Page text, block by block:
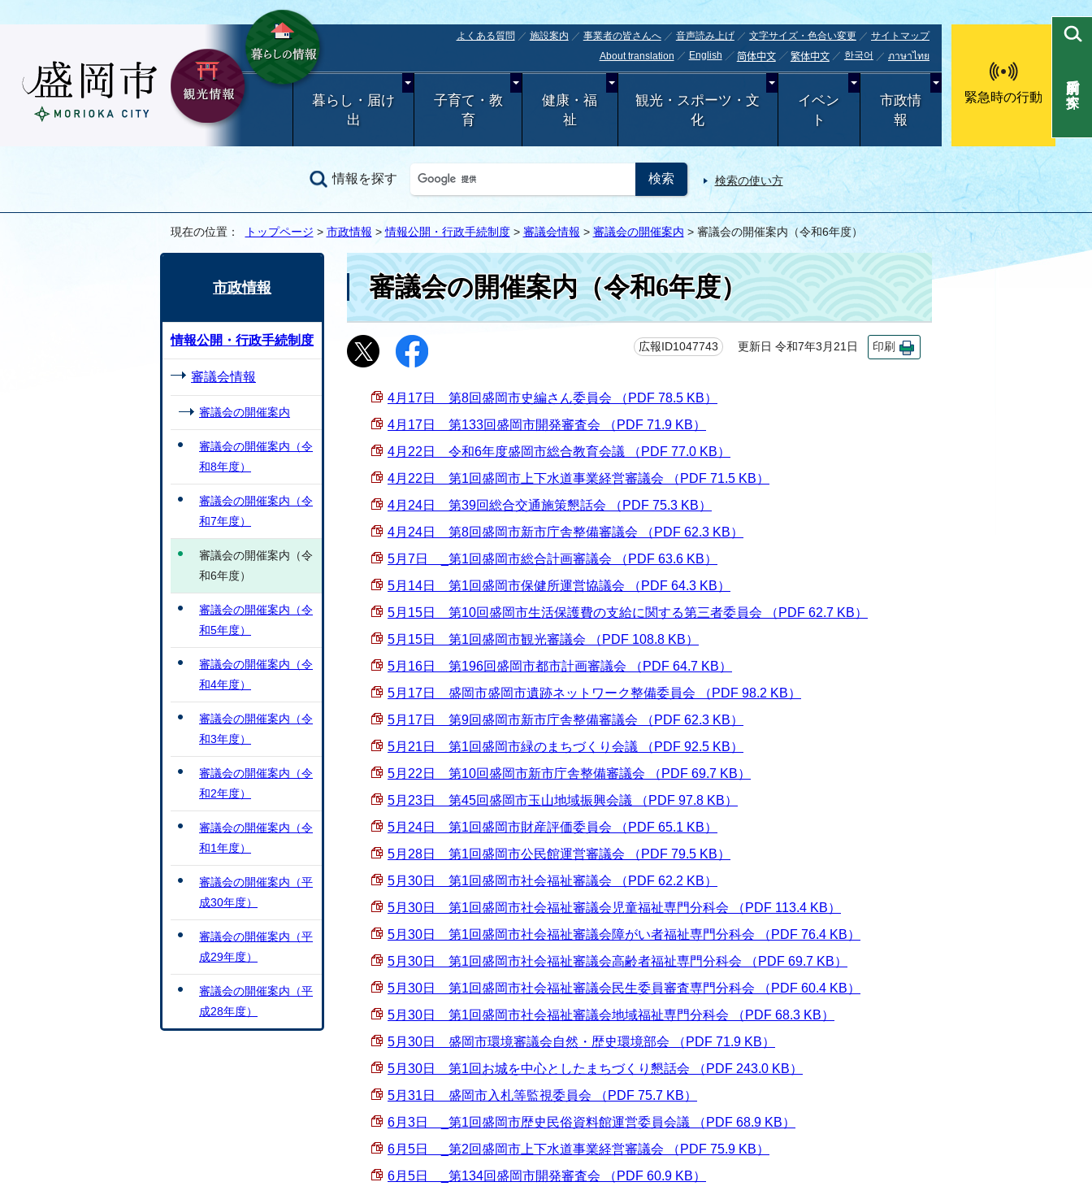
よくある質問 施設案内 事業者の皆さんへ 音声読み上げ 文字サイズ・色合い変更
サイトマップ
About translation
English 简体中文 繁体中文 한국어 ภาษาไทย
暮らし・届け
出
子育て・教
育
健康・福
祉
観光・スポーツ・文
化
イベン
ト
市政情
報
緊急時の行動
情報を探す 検索の使い方
目的別で探す
現在の位置： トップページ > 市政情報 >情報公開・行政手続制度> 審議会情報 > 審議会の開催案内 > 審議会の開催案内（令和6年度）
審議会の開催案内（令和6年度）
広報ID1047743 更新日 令和7年3月21日 印刷
4月17日 第8回盛岡市史編さん委員会 （PDF 78.5 KB）
4月17日 第133回盛岡市開発審査会 （PDF 71.9 KB）
4月22日 令和6年度盛岡市総合教育会議 （PDF 77.0 KB）
4月22日 第1回盛岡市上下水道事業経営審議会 （PDF 71.5 KB）
4月24日 第39回総合交通施策懇話会 （PDF 75.3 KB）
4月24日 第8回盛岡市新市庁舎整備審議会 （PDF 62.3 KB）
5月7日＿_第1回盛岡市総合計画審議会 （PDF 63.6 KB）
5月14日 第1回盛岡市保健所運営協議会 （PDF 64.3 KB）
5月15日 第10回盛岡市生活保護費の支給に関する第三者委員会 （PDF 62.7 KB）
5月15日 第1回盛岡市観光審議会 （PDF 108.8 KB）
5月16日 第196回盛岡市都市計画審議会 （PDF 64.7 KB）
5月17日 盛岡市盛岡市遺跡ネットワーク整備委員会 （PDF 98.2 KB）
5月17日 第9回盛岡市新市庁舎整備審議会 （PDF 62.3 KB）
5月21日 第1回盛岡市緑のまちづくり会議 （PDF 92.5 KB）
5月22日 第10回盛岡市新市庁舎整備審議会 （PDF 69.7 KB）
5月23日 第45回盛岡市玉山地域振興会議 （PDF 97.8 KB）
5月24日 第1回盛岡市財産評価委員会 （PDF 65.1 KB）
5月28日 第1回盛岡市公民館運営審議会 （PDF 79.5 KB）
5月30日 第1回盛岡市社会福祉審議会 （PDF 62.2 KB）
5月30日 第1回盛岡市社会福祉審議会児童福祉専門分科会 （PDF 113.4 KB）
5月30日 第1回盛岡市社会福祉審議会障がい者福祉専門分科会 （PDF 76.4 KB）
5月30日 第1回盛岡市社会福祉審議会高齢者福祉専門分科会 （PDF 69.7 KB）
5月30日 第1回盛岡市社会福祉審議会民生委員審査専門分科会 （PDF 60.4 KB）
5月30日 第1回盛岡市社会福祉審議会地域福祉専門分科会 （PDF 68.3 KB）
5月30日 盛岡市環境審議会自然・歴史環境部会 （PDF 71.9 KB）
5月30日 第1回お城を中心としたまちづくり懇話会 （PDF 243.0 KB）
5月31日 盛岡市入札等監視委員会 （PDF 75.7 KB）
6月3日 _第1回盛岡市歴史民俗資料館運営委員会議 （PDF 68.9 KB）
6月5日 _第2回盛岡市上下水道事業経営審議会 （PDF 75.9 KB）
6月5日＿_第134回盛岡市開発審査会 （PDF 60.9 KB）
市政情報
情報公開・行政手続制度
審議会情報
審議会の開催案内
審議会の開催案内（令
和8年度）
審議会の開催案内（令
和7年度）
審議会の開催案内（令
和6年度）
審議会の開催案内（令
和5年度）
審議会の開催案内（令
和4年度）
審議会の開催案内（令
和3年度）
審議会の開催案内（令
和2年度）
審議会の開催案内（令
和1年度）
審議会の開催案内（平
成30年度）
審議会の開催案内（平
成29年度）
審議会の開催案内（平
成28年度）